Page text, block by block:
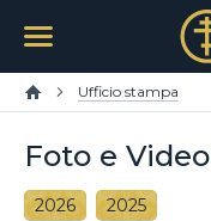
Ufficio stampa
Foto e Video
2026 2025